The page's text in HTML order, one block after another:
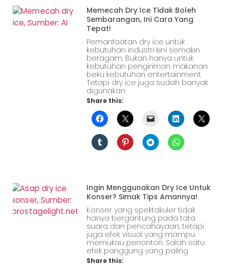
Memecah Dry Ice Tidak Boleh
Sembarangan, Ini Cara Yang
Tepat!
Pemanfaatan dry ice untuk
kebutuhan industri kini semakin
beragam. Bukan hanya untuk
kebutuhan pengiriman makanan
beku kebutuhan entertainment.
Tetapi dry ice juga sudah banyak
digunakan
Share this:
Ingin Menggunakan Dry Ice Untuk
Konser? Simak Tips Amannya!
Konser yang spektakuler tidak
hanya bergantung pada tata
suara dan pencahayaan, tetapi
juga efek visual yang mampu
memukau penonton. Salah satu
efek panggung yang paling
Share this: